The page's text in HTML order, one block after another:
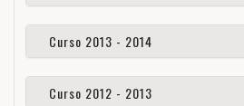
Curso 2013 - 2014
Curso 2012 - 2013